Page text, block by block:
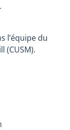
l’équipe du
(CUSM).